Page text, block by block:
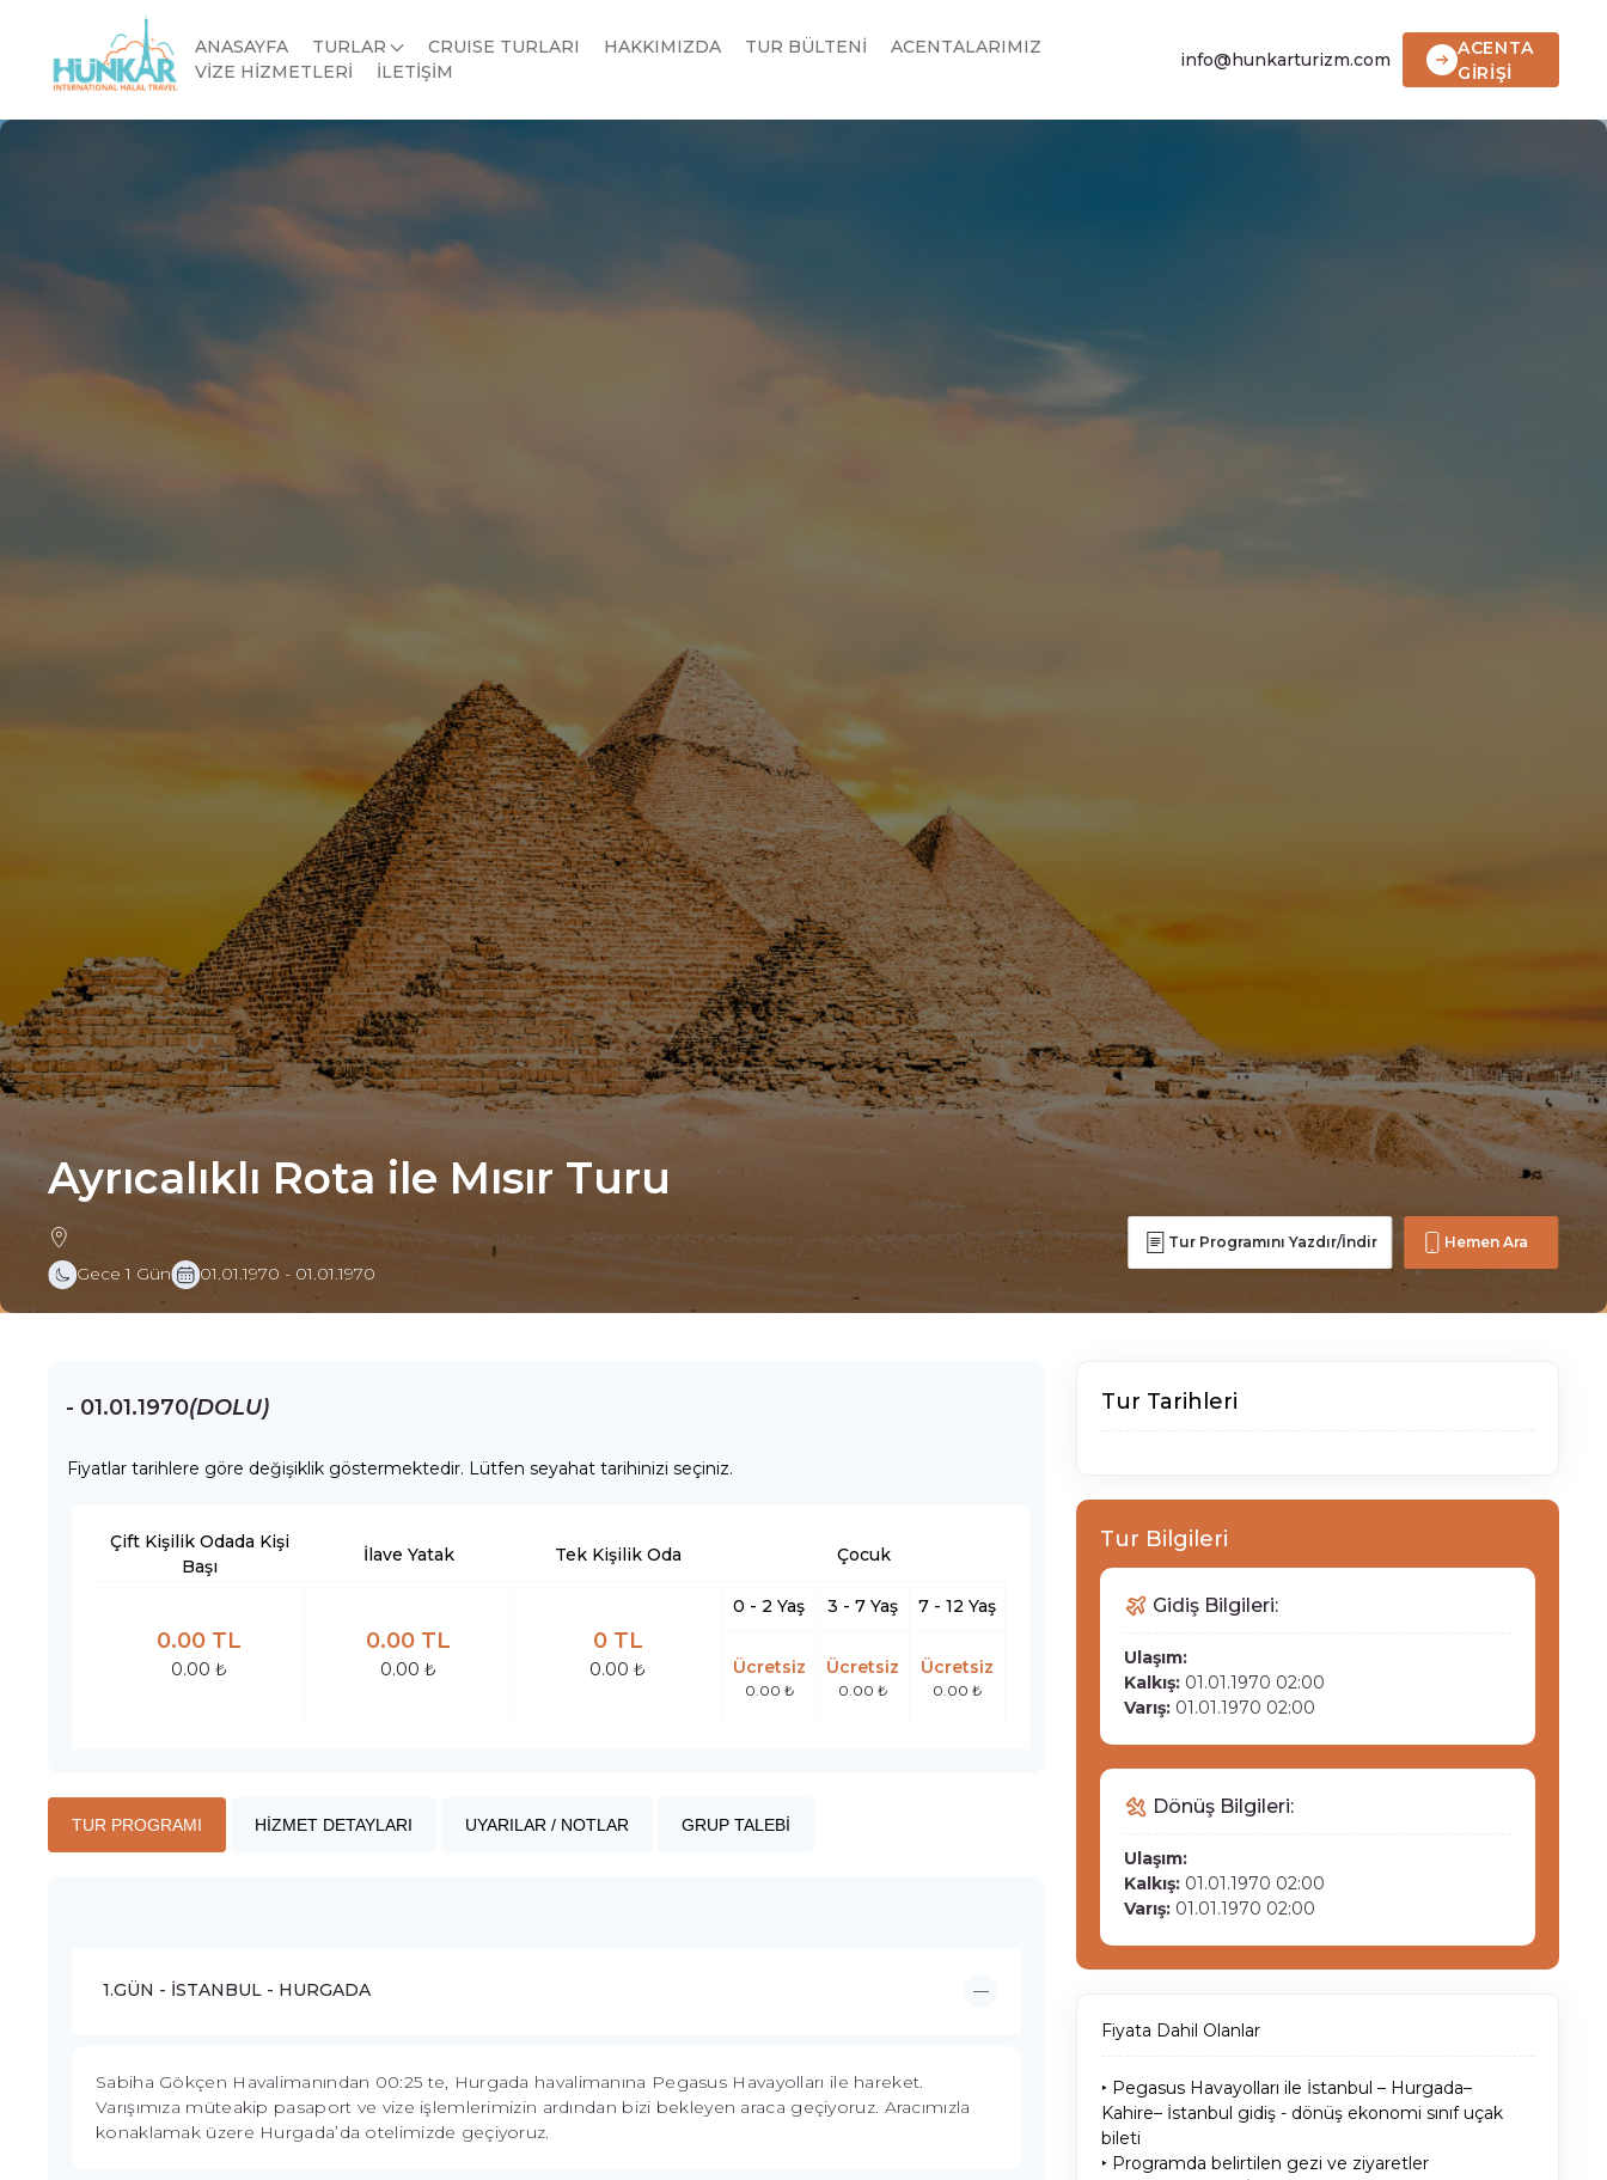
ANASAYFA TURLAR CRUISE TURLARI HAKKIMIZDA TUR BÜLTENİ
ACENTALARIMIZ
VİZE HİZMETLERİ
İLETİŞİM
info@hunkarturizm.com
ACENTA
GİRİŞİ
Ayrıcalıklı Rota ile Mısır Turu
Gece 1 Gün 01.01.1970 - 01.01.1970
Tur Programını Yazdır/İndir Hemen Ara
- 01.01.1970(DOLU)
Fiyatlar tarihlere göre değişiklik göstermektedir. Lütfen seyahat tarihinizi seçiniz.
Çift Kişilik Odada Kişi
Başı
0.00 TL
0.00 ₺
İlave Yatak
0.00 TL
0.00 ₺
Tek Kişilik Oda
0 TL
0.00 ₺
Çocuk
0 - 2 Yaş
Ücretsiz
0.00 ₺
3 - 7 Yaş
Ücretsiz
0.00 ₺
7 - 12 Yaş
Ücretsiz
0.00 ₺
TUR PROGRAMI HİZMET DETAYLARI UYARILAR / NOTLAR GRUP TALEBİ
1.GÜN - İSTANBUL - HURGADA
Sabiha Gökçen Havalimanından 00:25 te, Hurgada havalimanına Pegasus Havayolları ile hareket.
Varışımıza müteakip pasaport ve vize işlemlerimizin ardından bizi bekleyen araca geçiyoruz. Aracımızla
konaklamak üzere Hurgada’da otelimizde geçiyoruz.
Tur Tarihleri
Tur Bilgileri
Gidiş Bilgileri:
Ulaşım:
Kalkış:01.01.1970 02:00
Varış:01.01.1970 02:00
Dönüş Bilgileri:
Ulaşım:
Kalkış:01.01.1970 02:00
Varış:01.01.1970 02:00
Fiyata Dahil Olanlar
‣ Pegasus Havayolları ile İstanbul – Hurgada–
Kahire– İstanbul gidiş - dönüş ekonomi sınıf uçak
bileti
‣ Programda belirtilen gezi ve ziyaretler